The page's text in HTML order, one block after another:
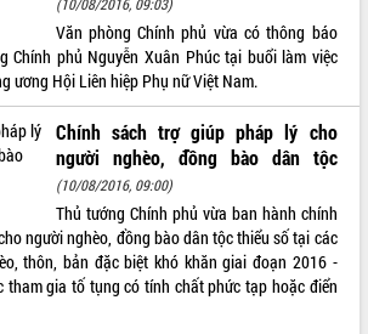
Văn phòng Chính phủ vừa có thông báo
Chính phủ Nguyễn Xuân Phúc tại buổi làm việc
ương Hội Liên hiệp Phụ nữ Việt Nam.
Chính sách trợ giúp pháp lý cho
người nghèo, đồng bào dân tộc
(10/08/2016, 09:00)
Thủ tướng Chính phủ vừa ban hành chính
người nghèo, đồng bào dân tộc thiểu số tại các
thôn, bản đặc biệt khó khăn giai đoạn 2016 -
tham gia tố tụng có tính chất phức tạp hoặc điển